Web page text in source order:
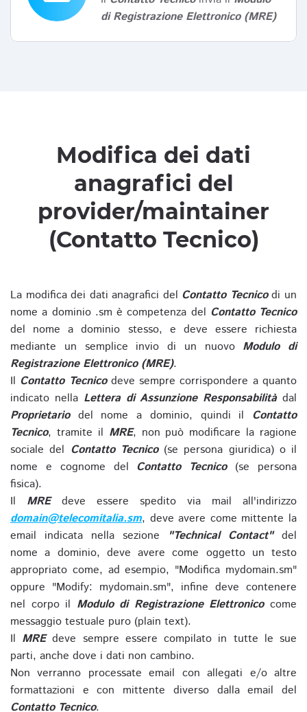
di Registrazione Elettronico (MRE)
Modifica dei dati
anagrafici del
provider/maintainer
(Contatto Tecnico)
La modifica dei dati anagrafici del Contatto Tecnicodi un
nome a dominio .sm è competenza del Contatto Tecnico
del nome a dominio stesso, e deve essere richiesta
mediante un semplice invio di un nuovo Modulo di
Registrazione Elettronico (MRE).
Il Contatto Tecnicodeve sempre corrispondere a quanto
indicato nella Lettera di Assunzione Responsabilitàdal
Proprietariodel nome a dominio, quindi il Contatto
Tecnico, tramite il MRE, non può modificare la ragione
sociale del Contatto Tecnico(se persona giuridica) o il
nome e cognome del Contatto Tecnico(se persona
fisica).
Il MREdeve essere spedito via mail all'indirizzo
domain@telecomitalia.sm, deve avere come mittente la
email indicata nella sezione
"Technical Contact"del
nome a dominio, deve avere come oggetto un testo
appropriato come, ad esempio, "Modifica mydomain.sm"
oppure "Modify: mydomain.sm", infine deve contenere
nel corpo il Modulo di Registrazione Elettronicocome
messaggio testuale puro (plain text).
Il MREdeve sempre essere compilato in tutte le sue
parti, anche dove i dati non cambino.
Non verranno processate email con allegati e/o altre
formattazioni e con mittente diverso dalla email del
Contatto Tecnico.